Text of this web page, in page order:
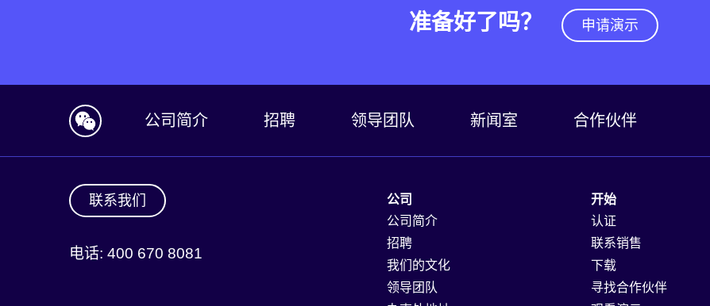
准备好了吗？ 申请演示
公司简介 招聘 领导团队 新闻室 合作伙伴
联系我们
电话: 400 670 8081
公司
公司简介
招聘
我们的文化
领导团队
开始
认证
联系销售
下载
寻找合作伙伴